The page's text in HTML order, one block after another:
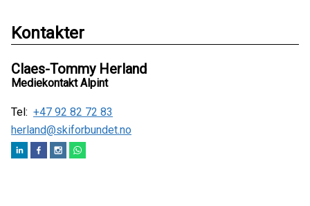
Kontakter
Claes-Tommy Herland
Mediekontakt Alpint
Tel: +47 92 82 72 83
herland@skiforbundet.no